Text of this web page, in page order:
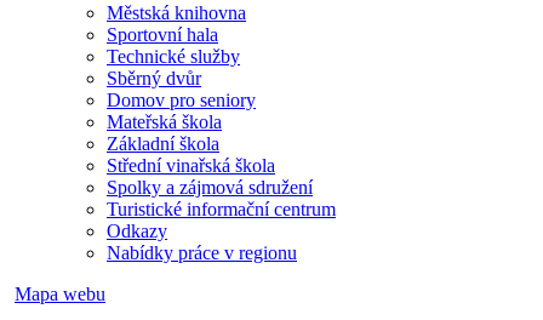
Městská knihovna
Sportovní hala
Technické služby
Sběrný dvůr
Domov pro seniory
Mateřská škola
Základní škola
Střední vinařská škola
Spolky a zájmová sdružení
Turistické informační centrum
Odkazy
Nabídky práce v regionu
Mapa webu